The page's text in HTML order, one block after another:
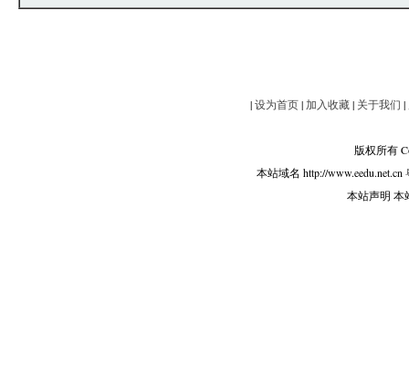
|设为首页|加入收藏| 关于我们 |
版权所有
本站域名 http://www.eedu.net.cn
本站声明 本